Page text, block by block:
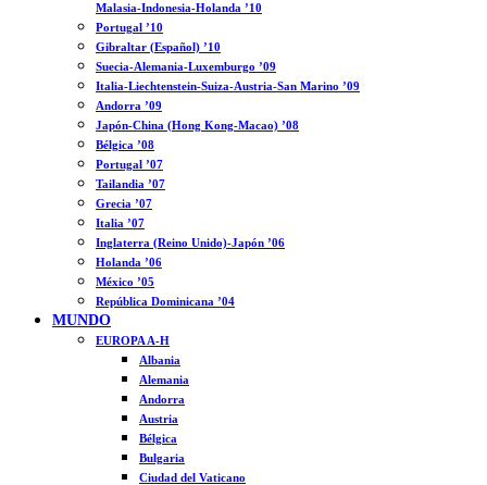
Malasia-Indonesia-Holanda ’10
Portugal ’10
Gibraltar (Español) ’10
Suecia-Alemania-Luxemburgo ’09
Italia-Liechtenstein-Suiza-Austria-San Marino ’09
Andorra ’09
Japón-China (Hong Kong-Macao) ’08
Bélgica ’08
Portugal ’07
Tailandia ’07
Grecia ’07
Italia ’07
Inglaterra (Reino Unido)-Japón ’06
Holanda ’06
México ’05
República Dominicana ’04
MUNDO
EUROPA A-H
Albania
Alemania
Andorra
Austria
Bélgica
Bulgaria
Ciudad del Vaticano